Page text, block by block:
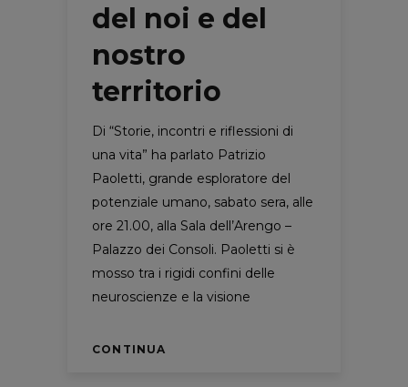
del noi e del
nostro
territorio
Di “Storie, incontri e riflessioni di
una vita” ha parlato Patrizio
Paoletti, grande esploratore del
potenziale umano, sabato sera, alle
ore 21.00, alla Sala dell’Arengo –
Palazzo dei Consoli. Paoletti si è
mosso tra i rigidi confini delle
neuroscienze e la visione
CONTINUA